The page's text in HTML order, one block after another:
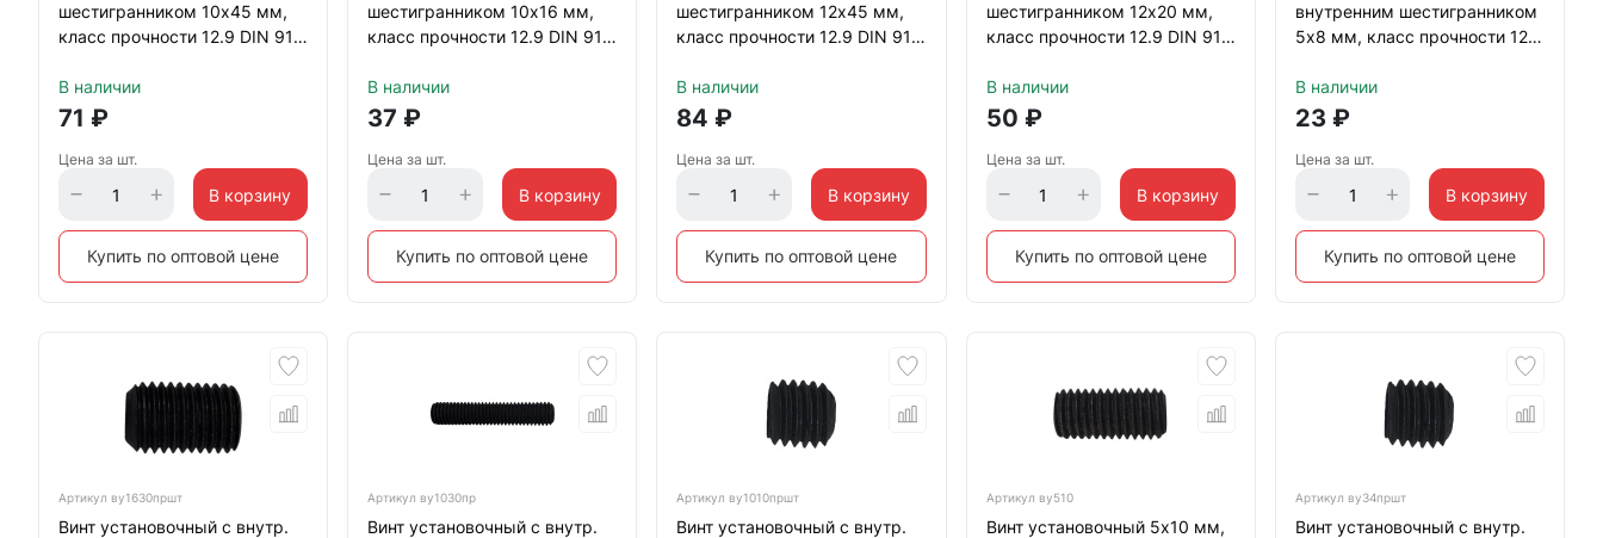
шестигранником 10х45 мм,
класс прочности 12.9 DIN 913
В наличии
71 ₽
Цена за шт.
В корзину
Купить по оптовой цене
шестигранником 10х16 мм,
класс прочности 12.9 DIN 913
В наличии
37 ₽
Цена за шт.
В корзину
Купить по оптовой цене
шестигранником 12х45 мм,
класс прочности 12.9 DIN 913
В наличии
84 ₽
Цена за шт.
В корзину
Купить по оптовой цене
шестигранником 12х20 мм,
класс прочности 12.9 DIN 913
В наличии
50 ₽
Цена за шт.
В корзину
Купить по оптовой цене
внутренним шестигранником
5х8 мм, класс прочности 12.9
В наличии
23 ₽
Цена за шт.
В корзину
Купить по оптовой цене
Артикул ву1630пршт
Винт установочный с внутр.
Артикулву1030пр
Винт установочный с внутр.
Артикулву1010пршт
Винт установочный с внутр.
Артикул ву510
Винт установочный 5х10 мм,
Артикул ву34пршт
Винт установочный с внутр.